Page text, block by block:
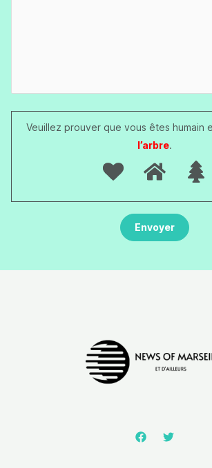
Veuillez prouver que vous êtes humain
l’arbre.